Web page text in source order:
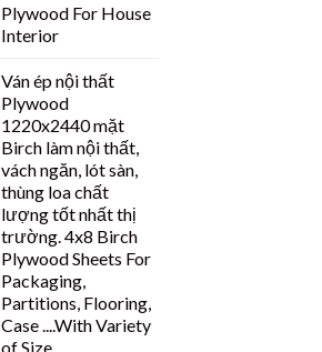
Plywood For House
Interior
Ván ép nội thất
Plywood
1220x2440 mặt
Birch làm nội thất,
vách ngăn, lót sàn,
thùng loa chất
lượng tốt nhất thị
trường. 4x8 Birch
Plywood Sheets For
Packaging,
Partitions, Flooring,
Case ....With Variety
of Size